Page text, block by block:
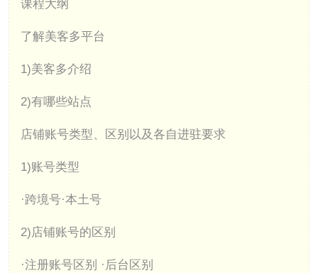
课程大纲
了解美客多平台
1)美客多介绍
2)有哪些站点
店铺账号类型、区别以及各自进驻要求
1)账号类型
·跨境号·本土号
2)店铺账号的区别
·注册账号区别 ·后台区别